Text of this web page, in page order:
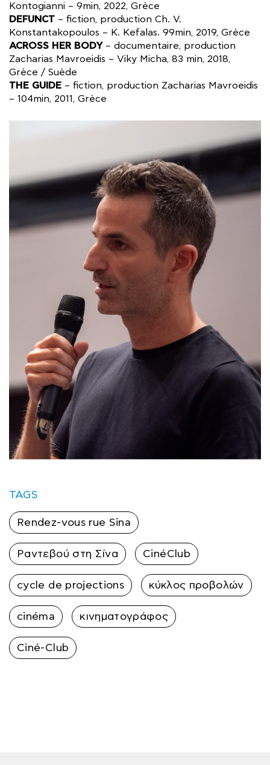
Kontogianni – 9min, 2022, Grèce
DEFUNCT – fiction, production Ch. V.
Konstantakopoulos – Κ. Kefalas. 99min, 2019, Grèce
ACROSS HER BODY– documentaire, production
Zacharias Mavroeidis – Viky Micha, 83 min, 2018,
Grèce / Suède
THE GUIDE – fiction, production Zacharias Mavroeidis
– 104min, 2011, Grèce
TAGS
Rendez-vous rue Sina
Ραντεβού στη Σίνα CinéClub
cycle de projections κύκλος προβολών
cinéma κινηματογράφος
Ciné-Club